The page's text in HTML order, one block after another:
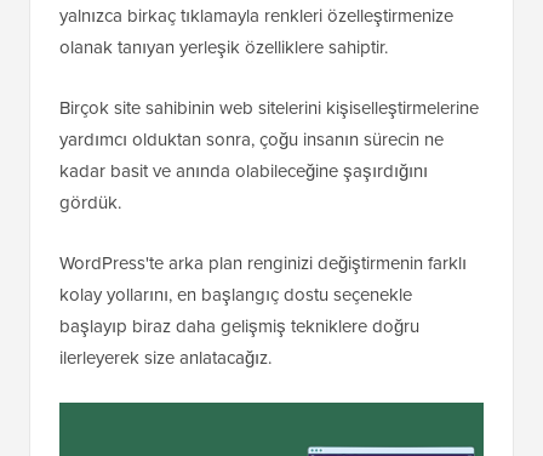
yalnızca birkaç tıklamayla renkleri özelleştirmenize
olanak tanıyan yerleşik özelliklere sahiptir.
Birçok site sahibinin web sitelerini kişiselleştirmelerine
yardımcı olduktan sonra, çoğu insanın sürecin ne
kadar basit ve anında olabileceğine şaşırdığını
gördük.
WordPress'te arka plan renginizi değiştirmenin farklı
kolay yollarını, en başlangıç dostu seçenekle
başlayıp biraz daha gelişmiş tekniklere doğru
ilerleyerek size anlatacağız.